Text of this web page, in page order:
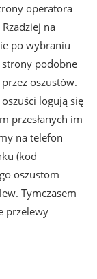
operatora
na
po wybraniu
strony podobne
oszustów.
logują się
przesłanych im
na telefon
(kod
oszustom
Tymczasem
przelewy